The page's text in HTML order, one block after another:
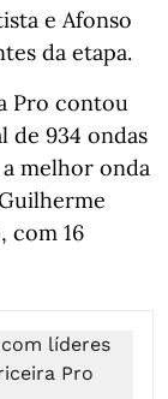
e Afonso
da etapa.
Pro contou
de 934 ondas
melhor onda
com 16